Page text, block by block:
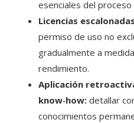
esenciales del
Licencias
permiso de uso no
gradualmente a
rendimiento.
Aplicación
know‑how: detallar
conocimientos